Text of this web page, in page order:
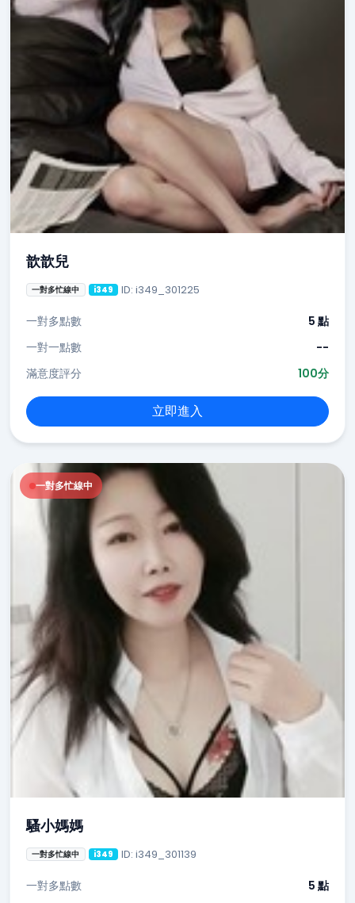
歆歆兒
一對多忙線中 i349 ID: i349_301225
一對多點數
5 點
一對一點數
--
滿意度評分
100分
立即進入
一對多忙線中
騷小媽媽
一對多忙線中 i349 ID: i349_301139
一對多點數 5 點